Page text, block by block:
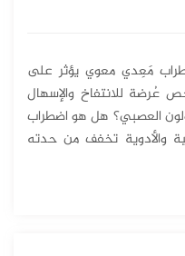
مَعِدي معوي يؤثر على
عُرضة للانتفاخ والإسهال
العصبي؟ هل هو اضطراب
والأدوية تخفف من حدته